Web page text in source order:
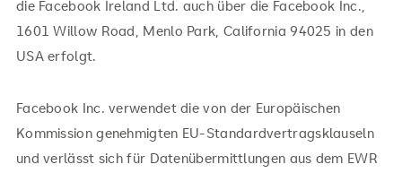
die Facebook Ireland Ltd. auch über die Facebook Inc.,
1601 Willow Road, Menlo Park, California 94025 in den
USA erfolgt.
Facebook Inc. verwendet die von der Europäischen
Kommission genehmigten EU-Standardvertragsklauseln
und verlässt sich für Datenübermittlungen aus dem EWR